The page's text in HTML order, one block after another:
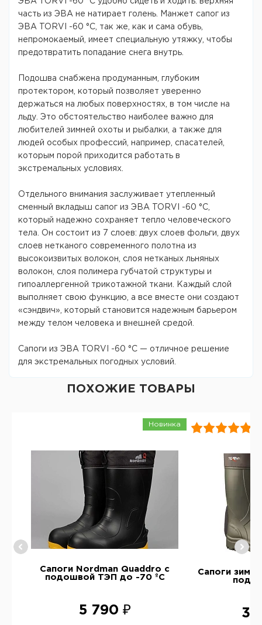
часть из ЭВА не натирает голень. Манжет сапог из
ЭВА TORVI -60 °С, так же, как и сама обувь,
непромокаемый, имеет специальную утяжку, чтобы
предотвратить попадание снега внутрь.
Подошва снабжена продуманным, глубоким
протектором, который позволяет уверенно
держаться на любых поверхностях, в том числе на
льду. Это обстоятельство наиболее важно для
любителей зимней охоты и рыбалки, а также для
людей особых профессий, например, спасателей,
которым порой приходится работать в
экстремальных условиях.
Отдельного внимания заслуживает утепленный
сменный вкладыш сапог из ЭВА TORVI -60 °С,
который надежно сохраняет тепло человеческого
тела. Он состоит из 7 слоев: двух слоев фольги, двух
слоев нетканого современного полотна из
высокоизвитых волокон, слоя нетканых льняных
волокон, слоя полимера губчатой структуры и
гипоаллергенной трикотажной ткани. Каждый слой
выполняет свою функцию, а все вместе они создают
«сэндвич», который становится надежным барьером
между телом человека и внешней средой.
Сапоги из ЭВА TORVI -60 °С — отличное решение
для экстремальных погодных условий.
ПОХОЖИЕ ТОВАРЫ
Новинка
Сапоги Nordman Quaddro с
подошвой ТЭП до -70 ºС
5 790 ₽
Сапоги
3